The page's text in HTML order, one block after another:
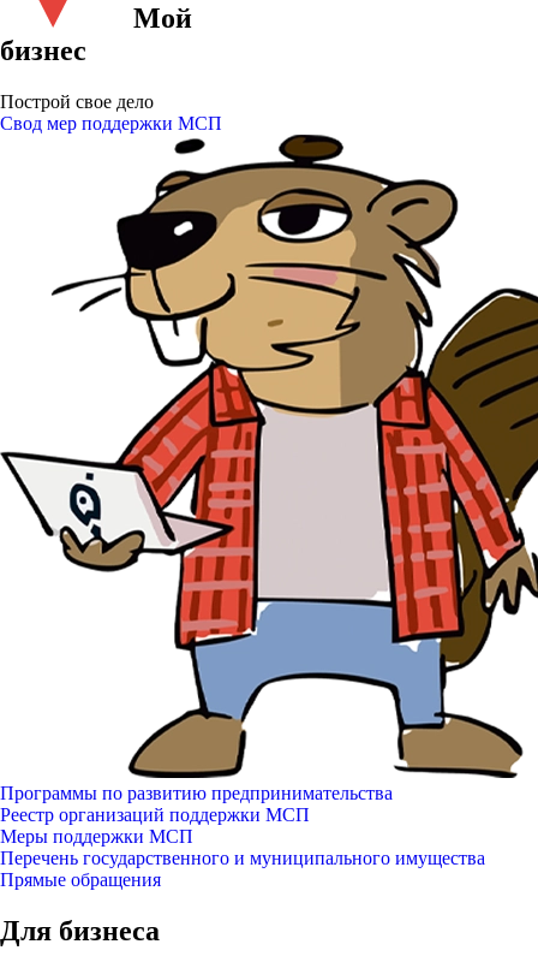
Мой
бизнес
Построй свое дело
Свод мер поддержки МСП
Программы по развитию предпринимательства
Реестр организаций поддержки МСП
Меры поддержки МСП
Перечень государственного и муниципального имущества
Прямые обращения
Для бизнеса